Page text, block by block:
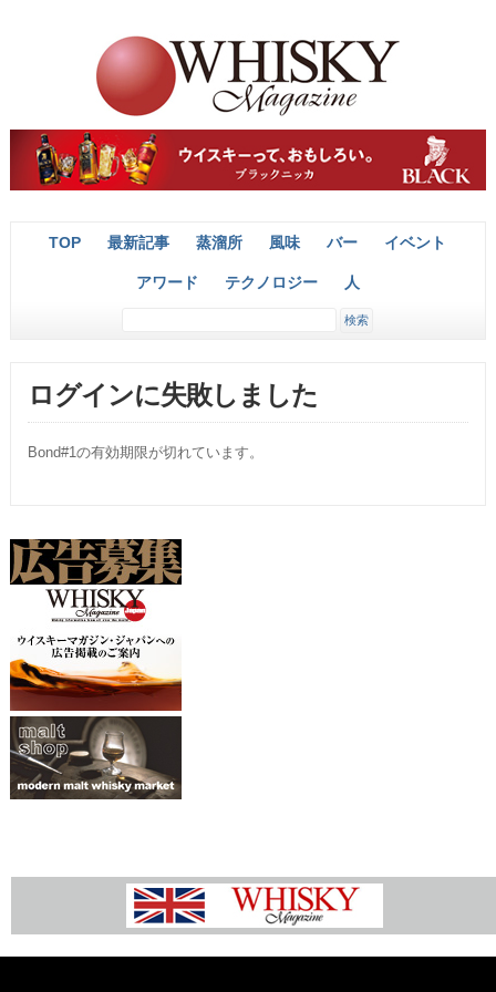
TOP 最新記事 蒸溜所 風味 バー イベント
アワード テクノロジー 人
ログインに失敗しました
Bond#1の有効期限が切れています。